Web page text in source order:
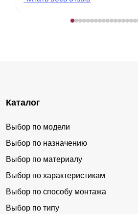
Каталог
Выбор по модели
Выбор по назначению
Выбор по материалу
Выбор по характеристикам
Выбор по способу монтажа
Выбор по типу